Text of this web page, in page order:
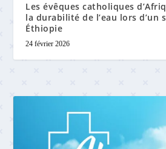
Les évêques catholiques
la durabilité de l’eau lors d’un
Éthiopie
24 février 2026